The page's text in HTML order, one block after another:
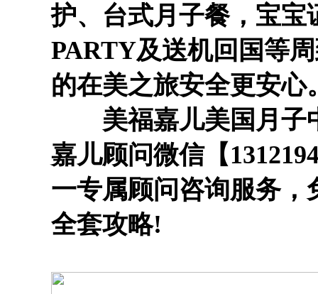
护、台式月子餐，宝宝
PARTY及送机回国等
的在美之旅安全更安心
美福嘉儿美国月子
嘉儿顾问微信【
一专属顾问咨询服务，
全套攻略!